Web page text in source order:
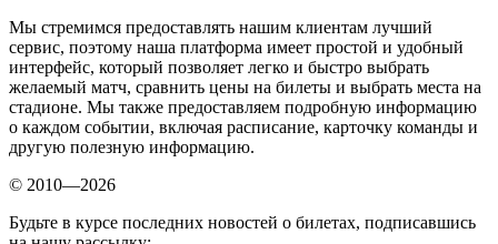
Мы стремимся предоставлять нашим клиентам лучший
сервис, поэтому наша платформа имеет простой и удобный
интерфейс, который позволяет легко и быстро выбрать
желаемый матч, сравнить цены на билеты и выбрать места на
стадионе. Мы также предоставляем подробную информацию
о каждом событии, включая расписание, карточку команды и
другую полезную информацию.
© 2010—2026
Будьте в курсе последних новостей о билетах, подписавшись